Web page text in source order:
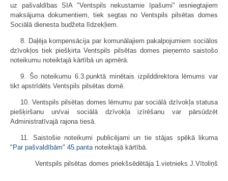
uz pašvaldības SIA "Ventspils nekustamie īpašumi" iesniegtajiem
maksājuma dokumentiem, tiek segtas no Ventspils pilsētas domes
Sociālā dienesta budžeta līdzekļiem.
8. Daļēja kompensācija par komunālajiem pakalpojumiem sociālos
dzīvokļos tiek piešķirta Ventspils pilsētas domes pieņemto saistošo
noteikumu noteiktajā kārtībā un apmērā.
9. Šo noteikumu 6.3.punktā minētais izpilddirektora lēmums var
tikt apstrīdēts Ventspils pilsētas domē.
10. Ventspils pilsētas domes lēmumu par sociālā dzīvokļa statusa
piešķiršanu un/vai sociālā dzīvokļa izīrēšanu var pārsūdzēt
Administratīvajā rajona tiesā.
11. Saistošie noteikumi publicējami un tie stājas spēkā likuma
" Par pašvaldībām" 45.panta noteiktajā kārtībā.
Ventspils pilsētas domes priekšsēdētāja 1.vietnieks J.Vītoliņš